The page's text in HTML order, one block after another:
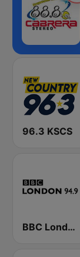
96.3 KSCS
BBC London